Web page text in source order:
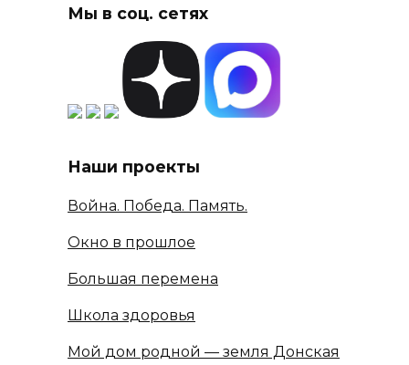
Мы в соц. сетях
Наши проекты
Война. Победа. Память.
Окно в прошлое
Большая перемена
Школа здоровья
Мой дом родной — земля Донская